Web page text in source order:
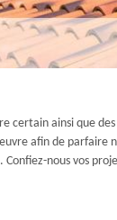
certain ainsi que
afin de parfaire
nous vos